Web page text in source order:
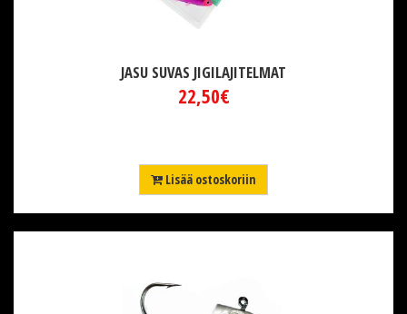
JASU SUVAS JIGILAJITELMAT
22,50€
Lisää ostoskoriin